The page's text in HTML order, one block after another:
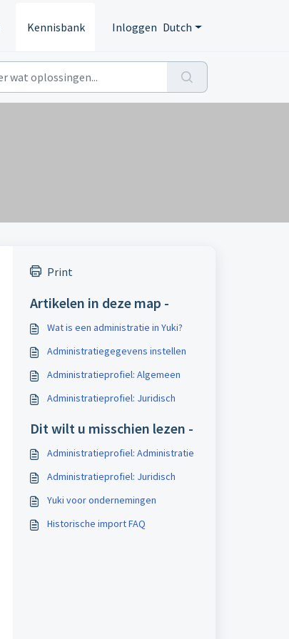
Kennisbank Inloggen Dutch
Print
Artikelen in deze map -
Wat is een administratie in Yuki?
Administratiegegevens instellen
Administratieprofiel: Algemeen
Administratieprofiel: Juridisch
Dit wilt u misschien lezen -
Administratieprofiel: Administratie
Administratieprofiel: Juridisch
Yuki voor ondernemingen
Historische import FAQ